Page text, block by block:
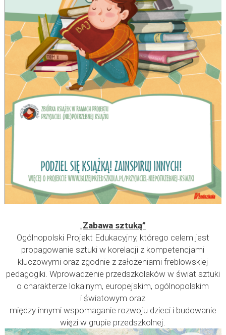
„Zabawa sztuką”
Ogólnopolski Projekt Edukacyjny, którego celem jest
propagowanie sztuki w korelacji z kompetencjami
kluczowymi oraz zgodnie z założeniami freblowskiej
pedagogiki. Wprowadzenie przedszkolaków w świat sztuki
o charakterze lokalnym, europejskim, ogólnopolskim
i światowym oraz
między innymi wspomaganie rozwoju dzieci i budowanie
więzi w grupie przedszkolnej.